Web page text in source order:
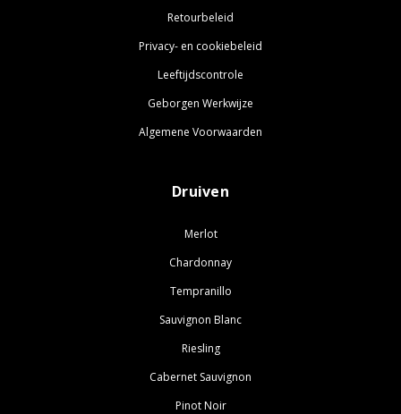
Retourbeleid
Privacy- en cookiebeleid
Leeftijdscontrole
Geborgen Werkwijze
Algemene Voorwaarden
Druiven
Merlot
Chardonnay
Tempranillo
Sauvignon Blanc
Riesling
Cabernet Sauvignon
Pinot Noir